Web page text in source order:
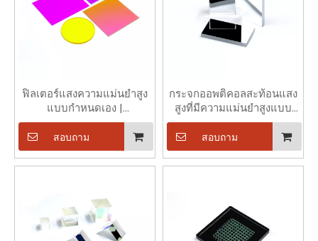
ฟิลเตอร์แสงความแม่นยำสูง
แบบกำหนดเอง |
Bandpass, Notch, ND,
Dichroic | ทนต่อการขีดข่วน
| EO ที่เพิ่มขึ้น
สอบถาม
กระจกออพติคอลสะท้อนแสง
สูงที่มีความแม่นยำสูงแบบ
กำหนดเอง
สอบถาม